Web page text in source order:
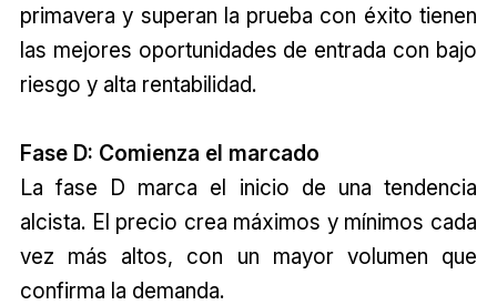
primavera y superan la prueba con éxito tienen
las mejores oportunidades de entrada con bajo
riesgo y alta rentabilidad.
Fase D: Comienza el marcado
La fase D marca el inicio de una tendencia
alcista. El precio crea máximos y mínimos cada
vez más altos, con un mayor volumen que
confirma la demanda.